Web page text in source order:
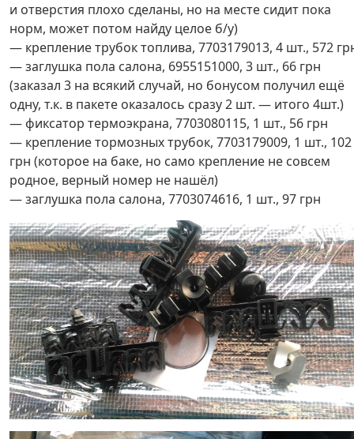
и отверстия плохо сделаны, но на месте сидит пока
норм, может потом найду целое б/у)
— крепление трубок топлива, 7703179013, 4 шт., 572
— заглушка пола салона, 6955151000, 3 шт., 66 грн
(заказал 3 на всякий случай, но бонусом получил ещё
одну, т.к. в пакете оказалось сразу 2 шт. — итого 4шт.)
— фиксатор термоэкрана, 7703080115, 1 шт., 56 грн
— крепление тормозных трубок, 7703179009, 1 шт., 102
грн (которое на баке, но само крепление не совсем
родное, верный номер не нашёл)
— заглушка пола салона, 7703074616, 1 шт., 97 грн